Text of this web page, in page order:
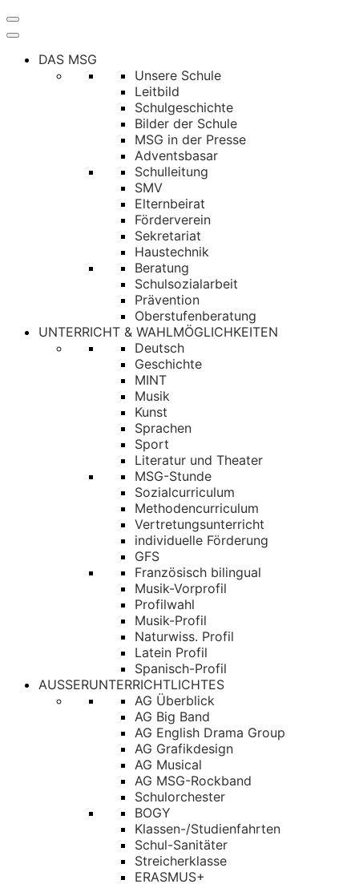
Navigation
umschalten
DAS MSG
Unsere Schule
Leitbild
Schulgeschichte
Bilder der Schule
MSG in der Presse
Adventsbasar
Schulleitung
SMV
Elternbeirat
Förderverein
Sekretariat
Haustechnik
Beratung
Schulsozialarbeit
Prävention
Oberstufenberatung
UNTERRICHT & WAHLMÖGLICHKEITEN
Deutsch
Geschichte
MINT
Musik
Kunst
Sprachen
Sport
Literatur und Theater
MSG-Stunde
Sozialcurriculum
Methodencurriculum
Vertretungsunterricht
individuelle Förderung
GFS
Französisch bilingual
Musik-Vorprofil
Profilwahl
Musik-Profil
Naturwiss. Profil
Latein Profil
Spanisch-Profil
AUSSERUNTERRICHTLICHTES
AG Überblick
AG Big Band
AG English Drama Group
AG Grafikdesign
AG Musical
AG MSG-Rockband
Schulorchester
BOGY
Klassen-/Studienfahrten
Schul-Sanitäter
Streicherklasse
ERASMUS+